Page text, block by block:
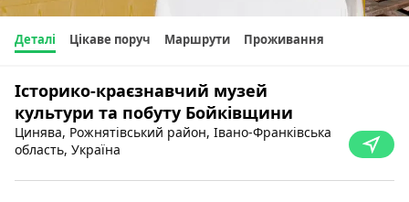
Деталі Цікаве поруч Маршрути Проживання
Історико-краєзнавчий музей
культури та побуту Бойківщини
Цинява, Рожнятівський район, Івано-Франківська
область, Україна